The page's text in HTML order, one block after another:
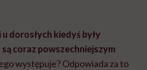
dorosłych kiedyś były
coraz powszechniejszym
występuje? Odpowiada za to